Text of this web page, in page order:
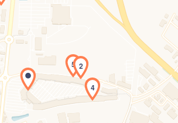
Chargement de la carte en cours...
2
4
5